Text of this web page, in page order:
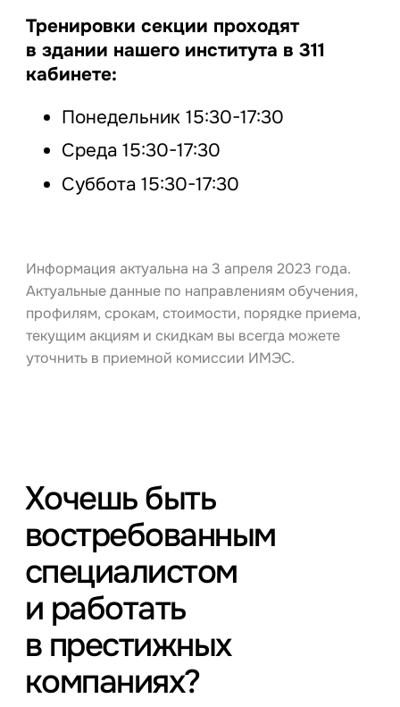
Тренировки секции проходят
в здании нашего института в 311
кабинете:
Понедельник 15:30-17:30
Среда 15:30-17:30
Суббота 15:30-17:30
Информация актуальна на 3 апреля 2023 года.
Актуальные данные по направлениям обучения,
профилям, срокам, стоимости, порядке приема,
текущим акциям и скидкам вы всегда можете
уточнить в приемной комиссии ИМЭС.
Хочешь быть
востребованным
специалистом
и работать
в престижных
компаниях?